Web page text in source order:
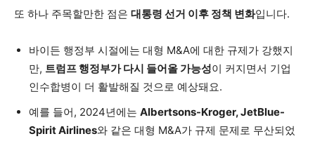
또 하나 주목할만한 점은 대통령 선거 이후 정책 변화입니다.
바이든 행정부 시절에는 대형 M&A에 대한 규제가 강했지
만, 트럼프 행정부가 다시 들어올 가능성이 커지면서 기업
인수합병이 더 활발해질 것으로 예상돼요.
예를 들어, 2024년에는 Albertsons-Kroger, JetBlue-
Spirit Airlines와 같은 대형 M&A가 규제 문제로 무산되었